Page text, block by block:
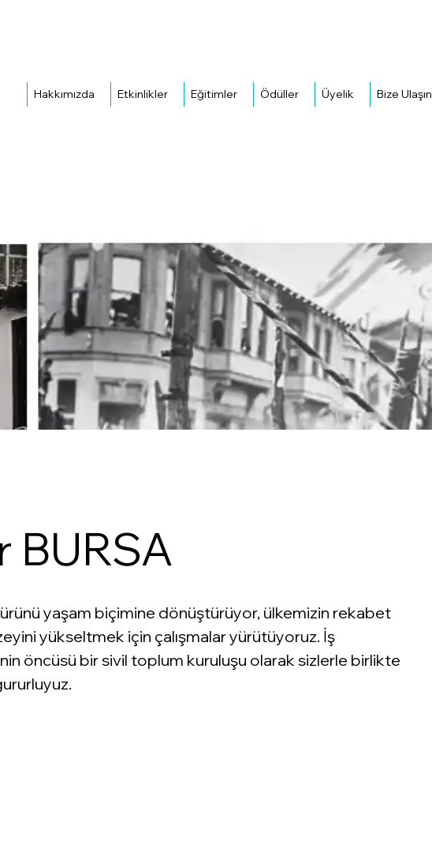
Hakkımızda Etkinlikler Eğitimler Ödüller Üyelik Bize Ulaşın
BURSA
yaşam biçimine dönüştürüyor, ülkemizin rekabet
yükseltmek için çalışmalar yürütüyoruz. İş
öncüsü bir sivil toplum kuruluşu olarak sizlerle birlikte